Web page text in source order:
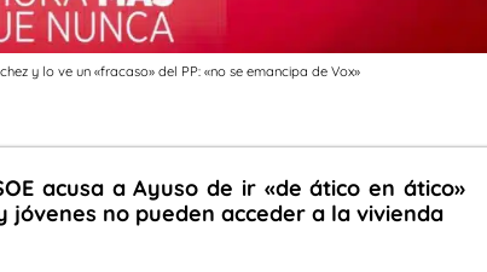
y lo ve un «fracaso» del PP: «no se emancipa de Vox»
acusa a Ayuso de ir «de ático en ático»
jóvenes no pueden acceder a la vivienda